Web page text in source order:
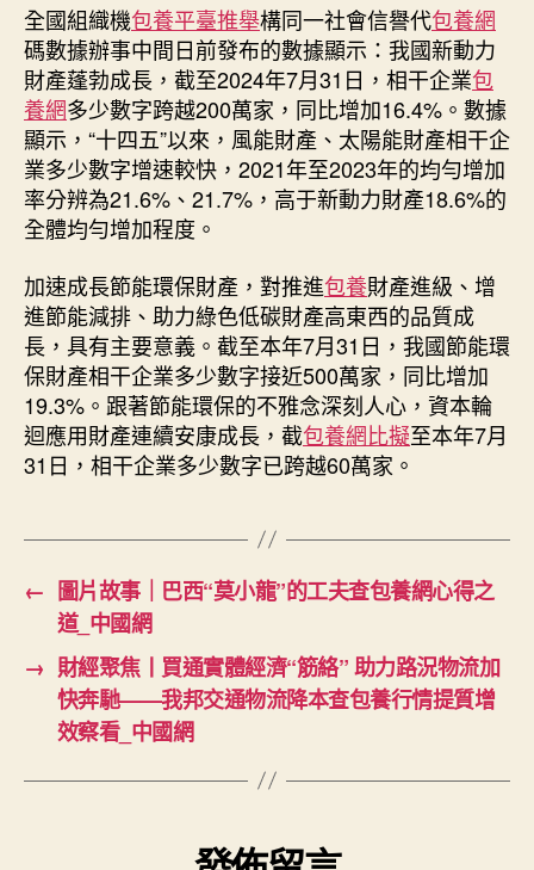
期
力
財
產
相
查
包
養
行
企
業
數
超
200
萬
家
網〉
全國組織機包養平臺推舉構同一社會信譽代包養網
碼數據辦事中間日前發布的數據顯示：我國新動力
財產蓬勃成長，截至2024年7月31日，相干企業包
養網多少數字跨越200萬家，同比增加16.4%。數據
顯示，“十四五”以來，風能財產、太陽能財產相干企
業多少數字增速較快，2021年至2023年的均勻增加
率分辨為21.6%、21.7%，高于新動力財產18.6%的
全體均勻增加程度。
加速成長節能環保財產，對推進包養財產進級、增
進節能減排、助力綠色低碳財產高東西的品質成
長，具有主要意義。截至本年7月31日，我國節能環
保財產相干企業多少數字接近500萬家，同比增加
19.3%。跟著節能環保的不雅念深刻人心，資本輪
迴應用財產連續安康成長，截包養網比擬至本年7月
31日，相干企業多少數字已跨越60萬家。
← 圖片故事｜巴西“莫小龍”的工夫查包養網心得之
道_中國網
→ 財經聚焦丨買通實體經濟“筋絡” 助力路況物流加
快奔馳——我邦交通物流降本查包養行情提質增
效察看_中國網